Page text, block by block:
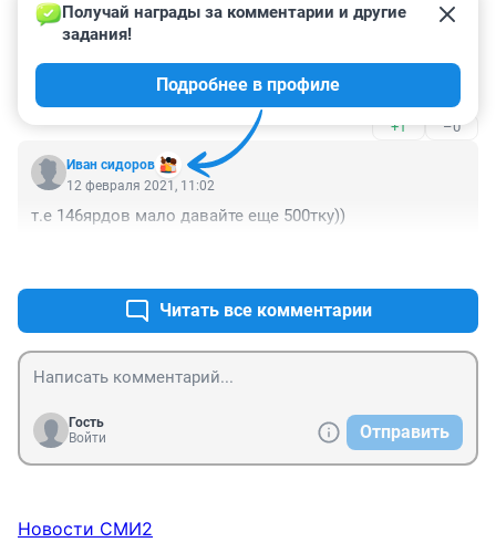
12 февраля 2021, 11:18
По результатам торгов между Норникелем и
государством по поводу ущерба окажется, что 500
лярдов должно государство, чтобы оплатить утечку
топлива...
+1 –0
Иван сидоров
Получай награды за комментарии и другие
задания!
Подробнее в профиле
12 февраля 2021, 11:02
т.е 146ярдов мало давайте еще 500тку))
Читать все комментарии
Гость
Войти
Отправить
Новости СМИ2